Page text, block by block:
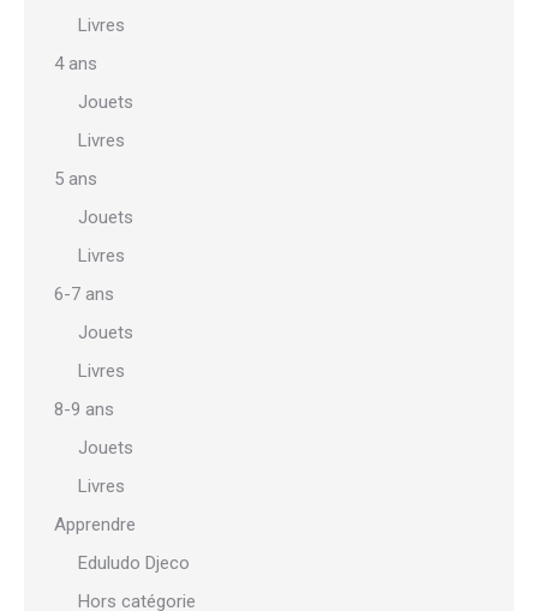
Livres
4 ans
Jouets
Livres
5 ans
Jouets
Livres
6-7 ans
Jouets
Livres
8-9 ans
Jouets
Livres
Apprendre
Eduludo Djeco
Hors catégorie